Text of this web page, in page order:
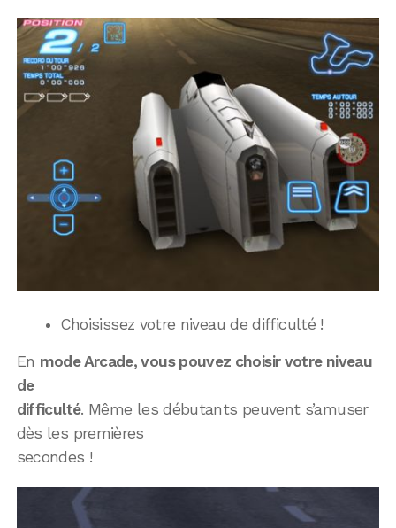
Choisissez votre niveau de difficulté !
En mode Arcade, vous pouvez choisir votre niveau
de
difficulté. Même les débutants peuvent s’amuser
dès les premières
secondes !